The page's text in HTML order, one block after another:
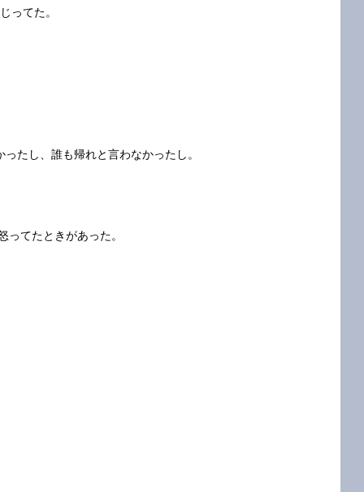
ってた。
たし、誰も帰れと言わなかったし。
てたときがあった。